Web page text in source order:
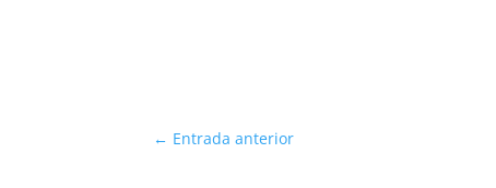
← Entrada anterior